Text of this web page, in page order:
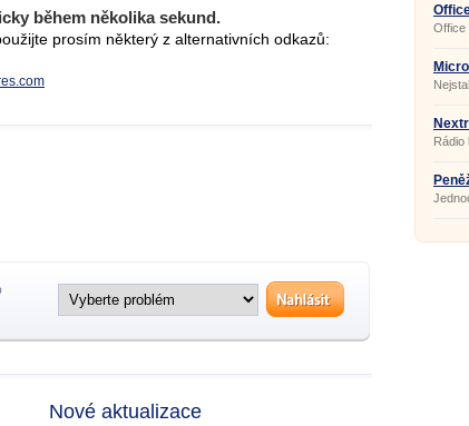
během několika sekund.
prosím některý z alternativních odkazů:
Nové aktualizace
platíte
Office
Rádio